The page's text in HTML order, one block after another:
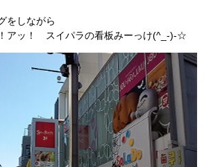
をしながら
アッ！ スイパラの看板みーっけ(^_-)-☆